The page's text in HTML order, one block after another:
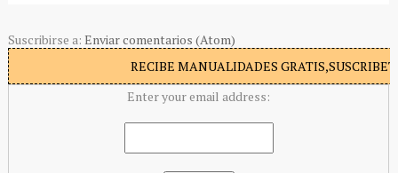
Suscribirse a: Enviar comentarios (Atom)
RECIBE MANUALIDADES
Enter your email address: